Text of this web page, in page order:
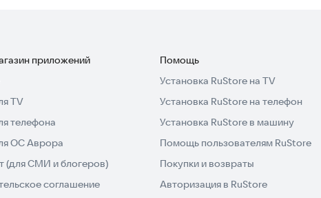
линией 800.
удобно для совмещения с основной работой.
приложений
TV
телефона
ОС Аврора
(для СМИ и блогеров)
соглашение
Помощь
Установка RuStore на TV
Установка RuStore на телефон
Установка RuStore в машину
Помощь пользователям RuStore
Покупки и возвраты
Авторизация в RuStore